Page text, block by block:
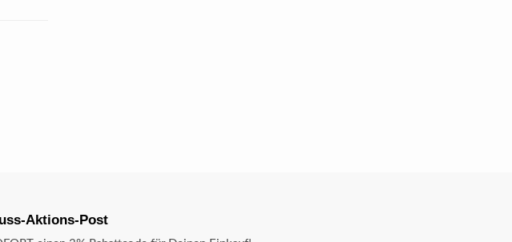
Aktions-Post